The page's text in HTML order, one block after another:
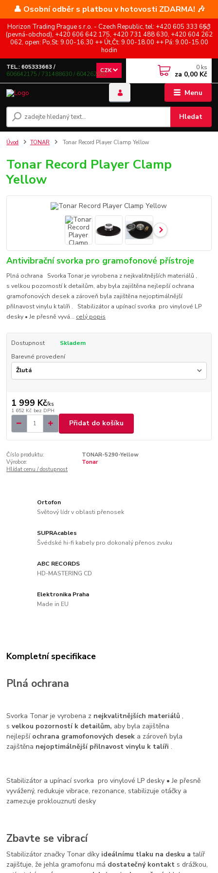
👤 Osobní odběr s platbou v hotovosti ZDARMA! 🎶
Horizon Trading Prague s.r.o. - Czech Republic, tel: +420 605 333 663
(pevná-obchod), +420 606 642 175, +420 731 488 630, +420 604 262
062, open: Po,St: 9.00-16.30 ++ Út,Čt: 9.00-18.00 ++ Pá: 9.00-15.00
hodin
Menu
CZK
Hledat
TEL.: 605333663 /
606642175 / 731488630 / 604262062
0 ks
za 0,00 Kč
Úvod TONAR Tonar Record Player Clamp Yellow
Tonar Record Player Clamp
Yellow
Antivibrační svorka pro gramofonové přístroje
Plná ochrana Svorka Tonar je vyrobena z nejkvalitnějších materiálů ,
s velkou pozorností k detailům, aby byla zajištěna nejlepší ochrana
gramofonových desek a zároveň byla zajištěna nejoptimálnější
přilnavost vinylu k talíři . Stabilizátor a upínací svorka pro vinylové LP
desky • Je přesně vyvá... celý popis
Dostupnost
Skladem
Barevné provedení
1 999 Kč/ks
1 652 Kč bez DPH
Přidat do košíku
Číslo produktu:
TONAR-5290-Yellow
Výrobce:
Tonar
Hlídat cenu / dostupnost
Ortofon
Světový lídr v oblasti přenosek
SUPRAcables
Švédské hi-fi kabely pro dokonalý přenos zvuku
ABC RECORDS
HD-MASTERING CD
Elektronika Praha
Made in EU
Kompletní specifikace
Plná ochrana
Svorka Tonar je vyrobena z nejkvalitnějších materiálů ,
svelkou pozorností k detailům, aby byla zajištěna
nejlepší ochrana gramofonových desek a zároveň byla
zajištěna nejoptimálnější přilnavost vinylu k talíři .
Stabilizátor a upínací svorka pro vinylové LP desky • Je přesně
vyvážený, redukujevibrace, rezonance, stabilizuje otáčky a
zamezuje proklouznutí desky
Zbavte se vibrací
Stabilizátor značky Tonar díky ideálnímu tlaku na desku atalíř
zajišťuje, že jehla gramofonu má dostatečný kontakt s drážkou,